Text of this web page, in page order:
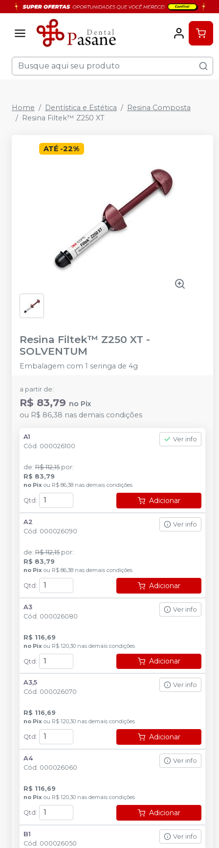
Home Dentística e Estética
Resina Composta
Resina Filtek™ Z250 XT
ATÉ -22%
Resina Filtek™ Z250 XT -
SOLVENTUM
Embalagem com 1 seringa de 4g
a partir de:
R$ 83,79 no Pix
ou R$ 86,38 nas demais condições
A1
Cód. 000026100
Ver info
de: R$ 112,15 por:
R$ 83,79
no Pix ou R$ 86,38 nas demais condições
Qtd : Adicionar
A2
Cód. 000026090
Ver info
de: R$ 112,15 por:
R$ 83,79
no Pix ou R$ 86,38 nas demais condições
Qtd : Adicionar
A3
Cód. 000026080
Ver info
R$ 116,69
no Pix ou R$ 120,30 nas demais condições
Qtd: Adicionar
A3,5
Cód. 000026070
Ver info
R$ 116,69
no Pix ou R$ 120,30 nas demais condições
Qtd : Adicionar
A4
Cód. 000026060
Ver info
R$ 116,69
no Pix ou R$ 120,30 nas demais condições
Qtd : Adicionar
B1
Cód. 000026050
Ver info